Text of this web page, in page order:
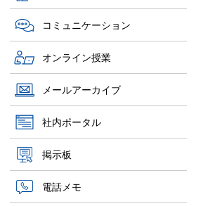
コミュニケーション
オンライン授業
メールアーカイブ
社内ポータル
掲示板
電話メモ